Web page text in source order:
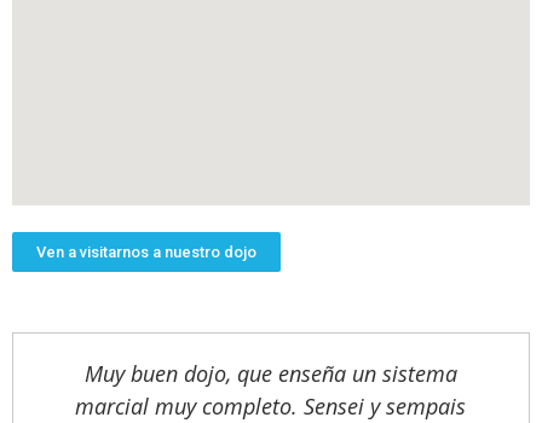
Ven a visitarnos a nuestro dojo
Muy buen dojo, que enseña un sistema
marcial muy completo. Sensei y sempais